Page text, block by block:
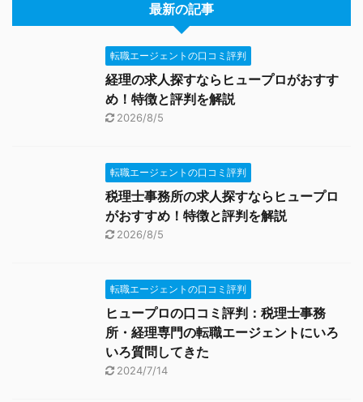
最新の記事
転職エージェントの口コミ評判
経理の求人探すならヒュープロがおすす
め！特徴と評判を解説
2026/8/5
転職エージェントの口コミ評判
税理士事務所の求人探すならヒュープロ
がおすすめ！特徴と評判を解説
2026/8/5
転職エージェントの口コミ評判
ヒュープロの口コミ評判：税理士事務
所・経理専門の転職エージェントにいろ
いろ質問してきた
2024/7/14